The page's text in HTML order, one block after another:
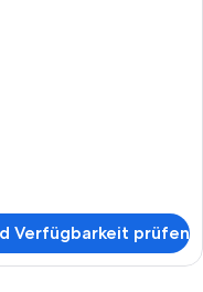
Verfügbarkeit prüfen